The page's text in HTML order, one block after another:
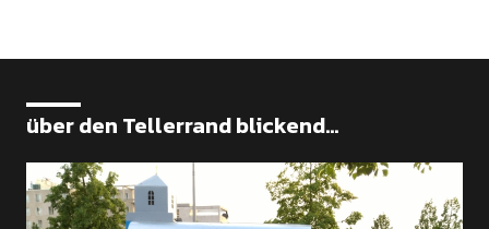
über den Tellerrand blickend...